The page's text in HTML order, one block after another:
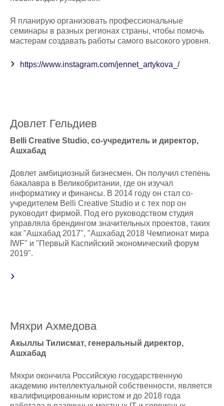
Я планирую организовать профессиональные
семинары в разных регионах страны, чтобы помочь
мастерам создавать работы самого высокого уровня.
https://www.instagram.com/jennet_artykova_/
Довлет Гельдиев
Belli Creative Studio, со-учредитель и директор,
Ашхабад
Довлет амбициозный бизнесмен. Он получил степень
бакалавра в Великобритании, где он изучал
информатику и финансы. В 2014 году он стал со-
учредителем Belli Creative Studio и с тех пор он
руководит фирмой. Под его руководством студия
управляла брендингом значительных проектов, таких
как "Ашхабад 2017", "Ашхабад 2018 Чемпионат мира
IWF" и "Первый Каспийский экономический форум
2019".
Мяхри Ахмедова
Акыллы Тилисмат, генеральный директор,
Ашхабад
Мяхри окончила Российскую государственную
академию интеллектуальной собственности, является
квалифицированным юристом и до 2018 года